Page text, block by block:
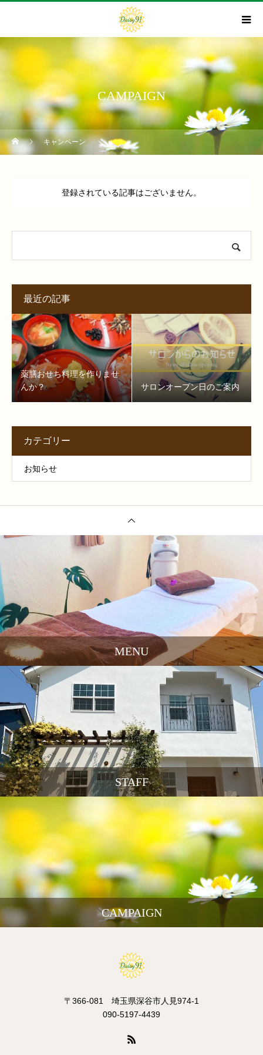
CAMPAIGN
キャンペーン
登録されている記事はございません。
最近の記事
薬膳おせち料理を作りませ
んか？
サロンオープン日のご案内
カテゴリー
お知らせ
MENU
STAFF
CAMPAIGN
〒366-081 埼玉県深谷市人見974-1
090-5197-4439